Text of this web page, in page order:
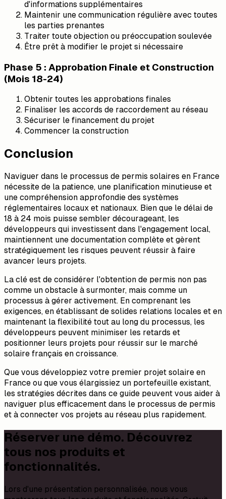
d'informations supplémentaires
Maintenir une communication régulière avec toutes
les parties prenantes
Traiter toute objection ou préoccupation soulevée
Être prêt à modifier le projet si nécessaire
Phase 5 : Approbation Finale et Construction
(Mois 18-24)
Obtenir toutes les approbations finales
Finaliser les accords de raccordement au réseau
Sécuriser le financement du projet
Commencer la construction
Conclusion
Naviguer dans le processus de permis solaires en France
nécessite de la patience, une planification minutieuse et
une compréhension approfondie des systèmes
réglementaires locaux et nationaux. Bien que le délai de
18 à 24 mois puisse sembler décourageant, les
développeurs qui investissent dans l'engagement local,
maintiennent une documentation complète et gèrent
stratégiquement les risques peuvent réussir à faire
avancer leurs projets.
La clé est de considérer l'obtention de permis non pas
comme un obstacle à surmonter, mais comme un
processus à gérer activement. En comprenant les
exigences, en établissant de solides relations locales et en
maintenant la flexibilité tout au long du processus, les
développeurs peuvent minimiser les retards et
positionner leurs projets pour réussir sur le marché
solaire français en croissance.
Que vous développiez votre premier projet solaire en
France ou que vous élargissiez un portefeuille existant,
les stratégies décrites dans ce guide peuvent vous aider à
naviguer plus efficacement dans le processus de permis
et à connecter vos projets au réseau plus rapidement.
Réserver une démo. Découvrez
tous nos produits et
fonctionnalités.
Lors d'une présentation personnalisée, nous vous